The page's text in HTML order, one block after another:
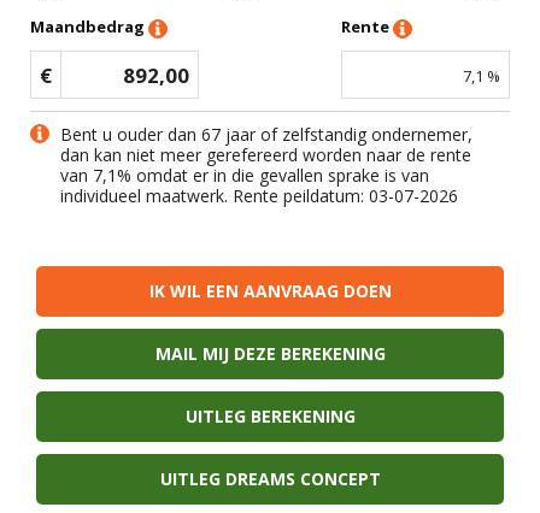
Maandbedrag
€ 892,00
Rente
7,1 %
Bent u ouder dan 67 jaar of zelfstandig ondernemer,
dan kan niet meer gerefereerd worden naar de rente
van 7,1% omdat er in die gevallen sprake is van
individueel maatwerk. Rente peildatum: 03-07-2026
IK WIL EEN AANVRAAG DOEN
MAIL MIJ DEZE BEREKENING
UITLEG BEREKENING
UITLEG DREAMS CONCEPT